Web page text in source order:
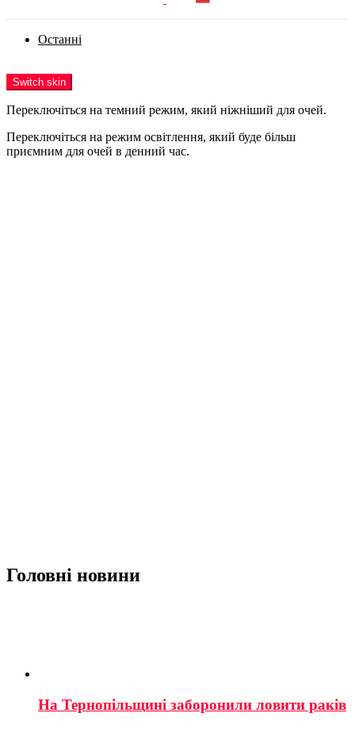
Останні
Switch skin
Переключіться на темний режим, який ніжніший для очей.
Переключіться на режим освітлення, який буде більш
приємним для очей в денний час.
Головні новини
На Тернопільщині заборонили ловити раків